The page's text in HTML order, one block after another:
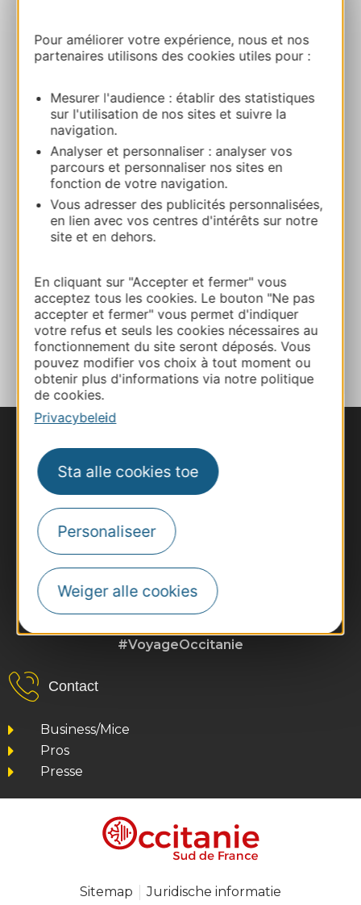
Pour améliorer votre expérience, nous et nos
partenaires utilisons des cookies utiles pour :
Mesurer l'audience : établir des statistiques
sur l'utilisation de nos sites et suivre la
navigation.
Analyser et personnaliser : analyser vos
parcours et personnaliser nos sites en
fonction de votre navigation.
Vous adresser des publicités personnalisées,
en lien avec vos centres d'intérêts sur notre
site et en dehors.
En cliquant sur "Accepter et fermer" vous
acceptez tous les cookies. Le bouton "Ne pas
accepter et fermer" vous permet d'indiquer
votre refus et seuls les cookies nécessaires au
fonctionnement du site seront déposés. Vous
pouvez modifier vos choix à tout moment ou
obtenir plus d'informations via notre politique
de cookies.
Privacybeleid
Sta alle cookies toe
Personaliseer
Weiger alle cookies
12390 BELCASTEL
+33565645229
E-mail
Website
Facebook
TOEVOEGEN
AAN NOTITIEBOEKJE
#VoyageOccitanie
Contact
Business/Mice
Pros
Presse
Sitemap Juridische informatie